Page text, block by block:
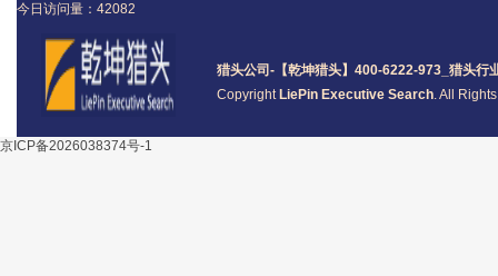
猎头公司 -【乾坤猎头】400-6222-973_ 猎头行
Copyright LiePin Executive Search. All
今日访问量： 42082
京ICP备2026038374号-1